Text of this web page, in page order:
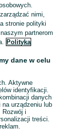
nimi,
stronie polityki
partnerom
Polityka
dane w celu
Aktywne
identyfikacji.
danych
na urządzeniu lub
Rozwój i
treści.